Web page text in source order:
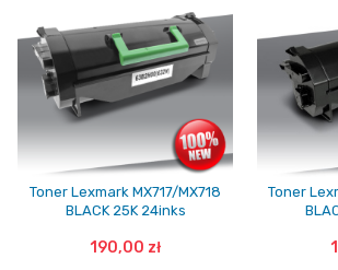
Toner Lexmark MX717/MX718
BLACK 25K 24inks
190,00 zł
Toner